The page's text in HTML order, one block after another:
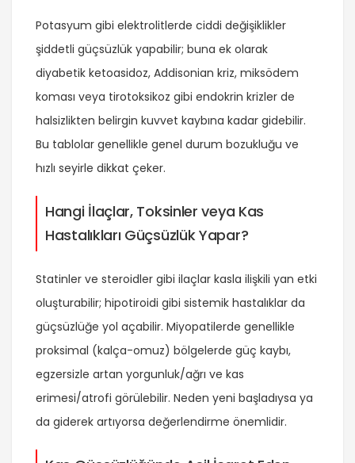
Potasyum gibi elektrolitlerde ciddi değişiklikler
şiddetli güçsüzlük yapabilir; buna ek olarak
diyabetik ketoasidoz, Addisonian kriz, miksödem
koması veya tirotoksikoz gibi endokrin krizler de
halsizlikten belirgin kuvvet kaybına kadar gidebilir.
Bu tablolar genellikle genel durum bozukluğu ve
hızlı seyirle dikkat çeker.
Hangi İlaçlar, Toksinler veya Kas
Hastalıkları Güçsüzlük Yapar?
Statinler ve steroidler gibi ilaçlar kasla ilişkili yan etki
oluşturabilir; hipotiroidi gibi sistemik hastalıklar da
güçsüzlüğe yol açabilir. Miyopatilerde genellikle
proksimal (kalça-omuz) bölgelerde güç kaybı,
egzersizle artan yorgunluk/ağrı ve kas
erimesi/atrofi görülebilir. Neden yeni başladıysa ya
da giderek artıyorsa değerlendirme önemlidir.